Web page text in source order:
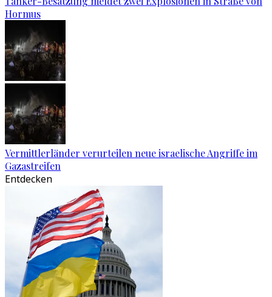
Hormus
Vermittlerländer verurteilen neue israelische Angriffe im
Gazastreifen
Entdecken